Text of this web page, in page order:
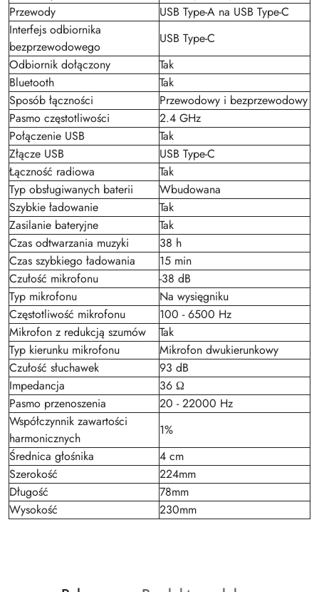
Przewody
USB Type-A na USB Type-C
Interfejs odbiornika
bezprzewodowego
USB Type-C
Odbiornik dołączony
Tak
Bluetooth
Tak
Sposób łączności
Przewodowy i bezprzewodowy
Pasmo częstotliwości
2.4 GHz
Połączenie USB
Tak
Złącze USB
USB Type-C
Łączność radiowa
Tak
Typ obsługiwanych baterii
Wbudowana
Szybkie ładowanie
Tak
Zasilanie bateryjne
Tak
Czas odtwarzania muzyki
38 h
Czas szybkiego ładowania
15 min
Czułość mikrofonu
-38 dB
Typ mikrofonu
Na wysięgniku
Częstotliwość mikrofonu
100 - 6500 Hz
Mikrofon z redukcją szumów
Tak
Typ kierunku mikrofonu
Mikrofon dwukierunkowy
Czułość słuchawek
93 dB
Impedancja
36 Ω
Pasmo przenoszenia
20 - 22000 Hz
Współczynnik zawartości
harmonicznych
1%
Średnica głośnika
4 cm
Szerokość
224mm
Długość
78mm
Wysokość
230mm